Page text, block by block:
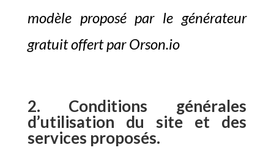
modèle proposé par le générateur
gratuit offert par Orson.io
2. Conditions générales
d’utilisation du site et des
services proposés.